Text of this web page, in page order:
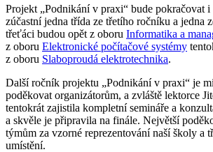
Projekt „Podnikání v praxi“ bude pokračovat
zúčastní jedna třída ze třetího ročníku a jedna
třeťáci budou opět z oboru Informatika a
z oboru Elektronické počítačové systémy
z oboru Slaboproudá elektrotechnika.
Další ročník projektu „Podnikání v praxi“ je
poděkovat organizátorům, a zvláště lektorce
tentokrát zajistila kompletní semináře a
a skvěle je připravila na finále. Největší
týmům za vzorné reprezentování naší školy a
umístění.